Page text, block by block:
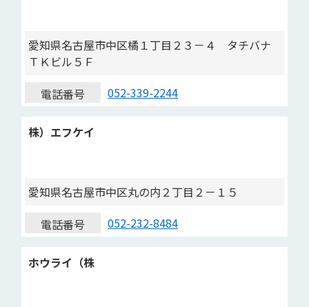
愛知県名古屋市中区橘１丁目２３－４ タチバナ
ＴＫビル５Ｆ
電話番号
052-339-2244
株）エフケイ
愛知県名古屋市中区丸の内２丁目２－１５
電話番号
052-232-8484
ホウライ（株